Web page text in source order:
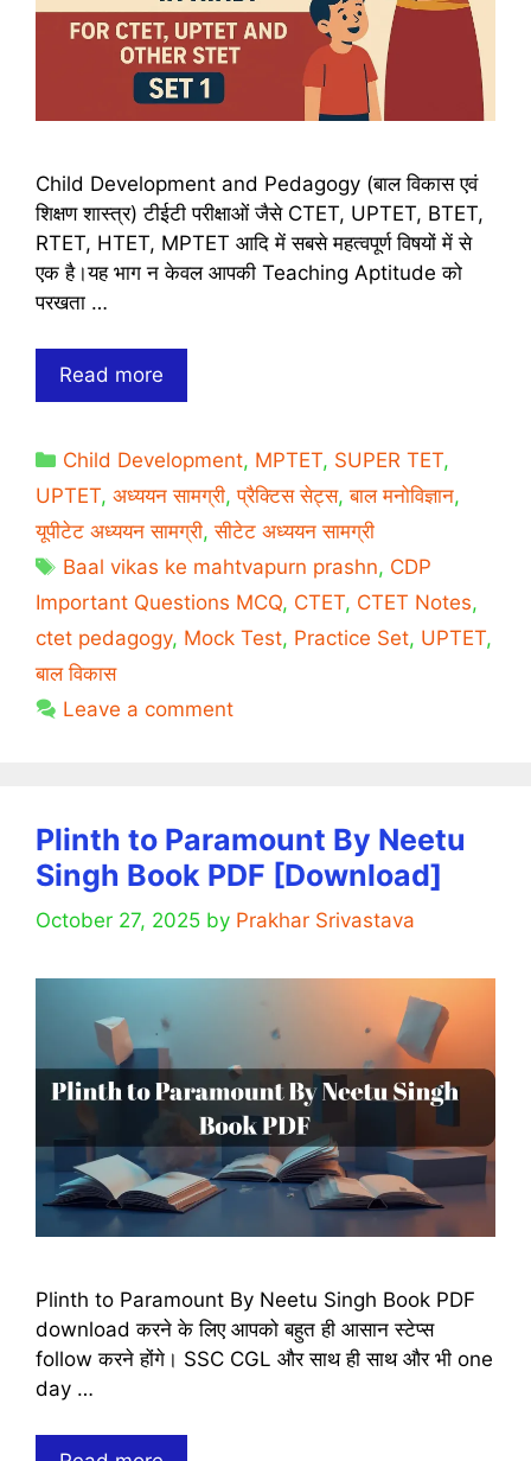
Child Development and Pedagogy (बाल विकास एवं
शिक्षण शास्त्र) टीईटी परीक्षाओं जैसे CTET, UPTET, BTET,
RTET, HTET, MPTET आदि में सबसे महत्वपूर्ण विषयों में से
एक है।यह भाग न केवल आपकी Teaching Aptitude को
परखता …
Read more
Development
Pedagogy
Important
Questions
Hindi
For
CTET,
and
1
Categories
Child Development, MPTET, SUPER TET,
UPTET, अध्ययन सामग्री,प्रैक्टिस सेट्स,बाल मनोविज्ञान,
यूपीटेट अध्ययन सामग्री,सीटेट अध्ययन सामग्री
Tags
Baal vikas ke mahtvapurn prashn, CDP
Important Questions MCQ, CTET, CTET Notes,
ctet pedagogy, Mock Test, Practice Set, UPTET,
बाल विकास
Leave a comment
Plinth to Paramount By Neetu
Singh Book PDF [Download]
October 27, 2025 by Prakhar Srivastava
Plinth to Paramount By Neetu Singh Book PDF
download करने के लिए आपको बहुत ही आसान स्टेप्स
follow करने होंगे। SSC CGL और साथ ही साथ और भी one
day …